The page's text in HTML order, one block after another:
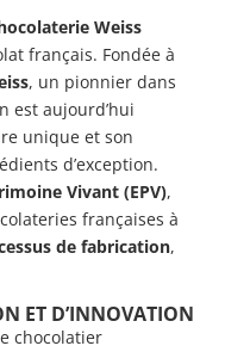
Weiss
français. Fondée à
, un pionnier dans
est aujourd’hui
unique et son
d’exception.
Vivant (EPV),
françaises à
de fabrication,
ET D’INNOVATION
chocolatier